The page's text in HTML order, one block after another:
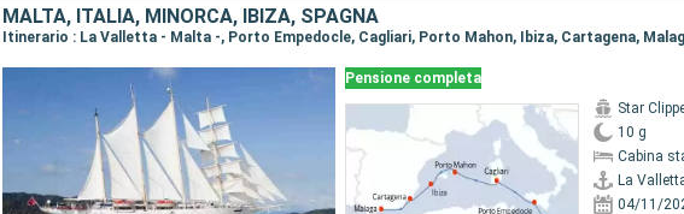
MALTA, ITALIA, MINORCA, IBIZA, SPAGNA
Itinerario : La Valletta - Malta -, Porto Empedocle, Cagliari, Porto Mahon, Ibiza, Cartagena,
Pensione completa
Star
10 g
Cabina
La
04/11/